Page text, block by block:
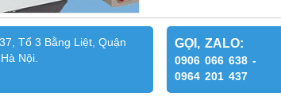
Tổ 3 Bằng Liệt, Quận
Nội.
GỌI, ZALO:
0906 066 638 -
0964 201 437